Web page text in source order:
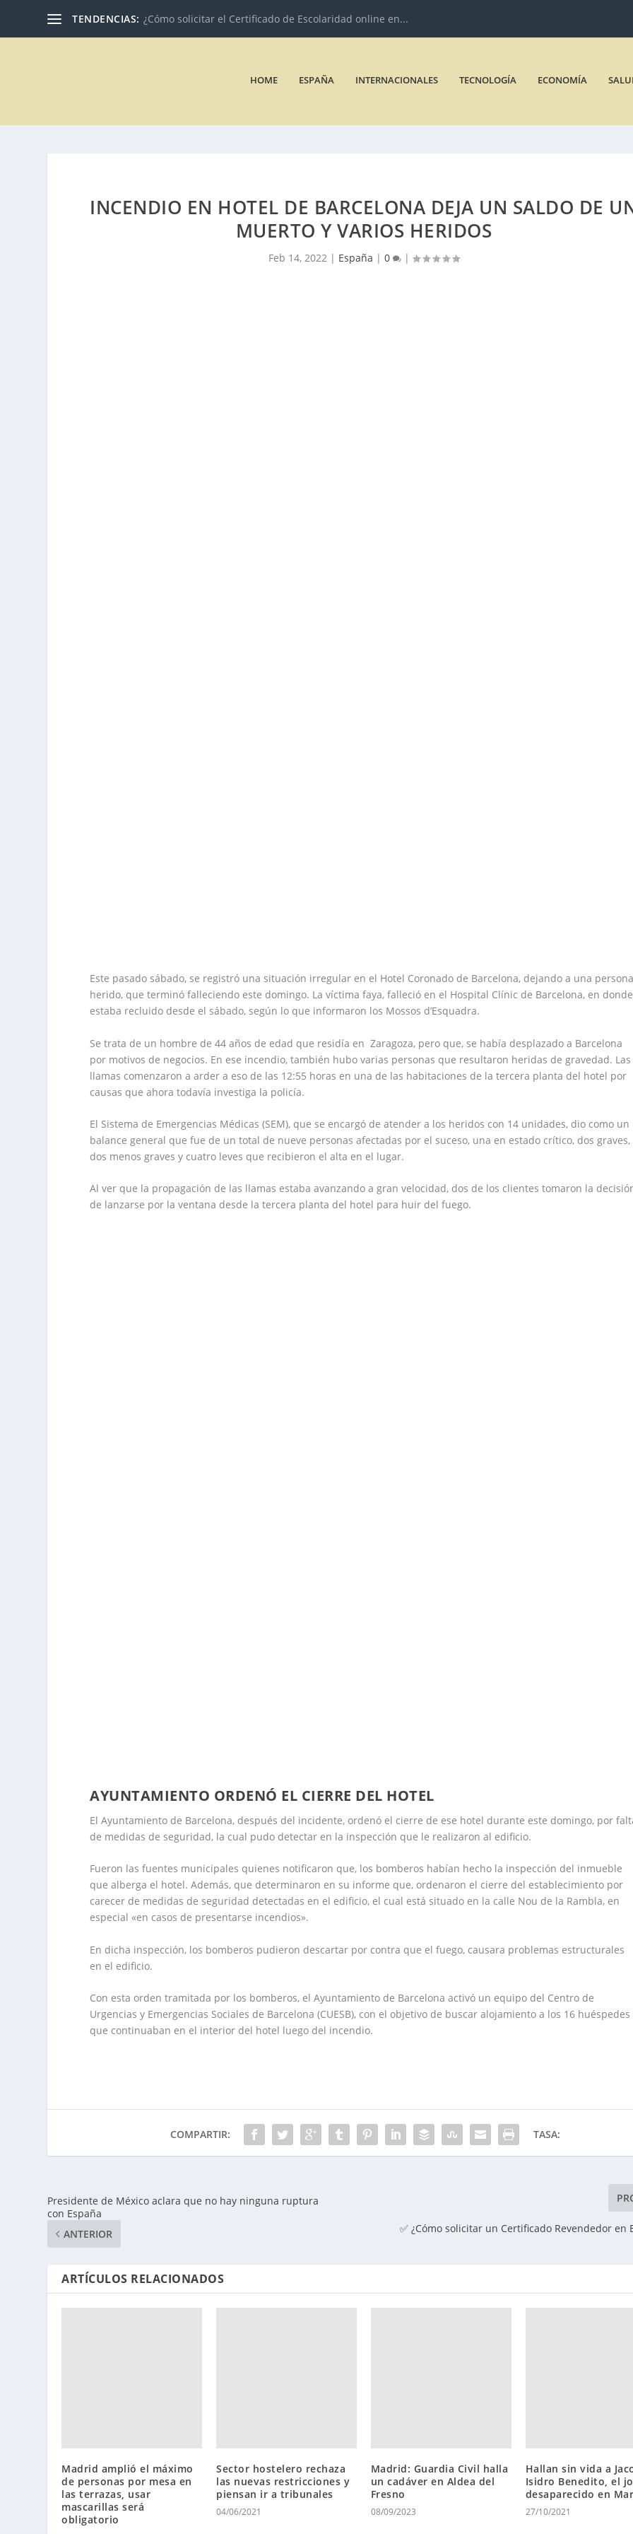
TENDENCIAS: ¿Cómo solicitar el Certificado de Escolaridad online en...
HOME ESPAÑA INTERNACIONALES TECNOLOGÍA ECONOMÍA
INCENDIO EN HOTEL DE BARCELONA DEJA UN SALDO DE
MUERTO Y VARIOS HERIDOS
Feb 14, 2022| España | 0 |
Este pasado sábado, se registró una situación irregular en el Hotel Coronado de Barcelona, dejando a una
herido, que terminó falleciendo este domingo. La víctima faya, falleció en el Hospital Clínic de Barcelona, en donde
estaba recluido desde el sábado, según lo que informaron los Mossos d’Esquadra.
Se trata de un hombre de 44 años de edad que residía en Zaragoza, pero que, se había desplazado a Barcelona
por motivos de negocios. En ese incendio, también hubo varias personas que resultaron heridas de gravedad. Las
llamas comenzaron a arder a eso de las 12:55 horas en una de las habitaciones de la tercera planta del hotel por
causas que ahora todavía investiga la policía.
El Sistema de Emergencias Médicas (SEM), que se encargó de atender a los heridos con 14 unidades, dio como un
balance general que fue de un total de nueve personas afectadas por el suceso, una en estado crítico, dos graves,
dos menos graves y cuatro leves que recibieron el alta en el lugar.
Al ver que la propagación de las llamas estaba avanzando a gran velocidad, dos de los clientes tomaron la
de lanzarse por la ventana desde la tercera planta del hotel para huir del fuego.
AYUNTAMIENTO ORDENÓ EL CIERRE DEL HOTEL
El Ayuntamiento de Barcelona, después del incidente, ordenó el cierre de ese hotel durante este domingo, por
de medidas de seguridad, la cual pudo detectar en la inspección que le realizaron al edificio.
Fueron las fuentes municipales quienes notificaron que, los bomberos habían hecho la inspección del inmueble
que alberga el hotel. Además, que determinaron en su informe que, ordenaron el cierre del establecimiento por
carecer de medidas de seguridad detectadas en el edificio, el cual está situado en la calle Nou de la Rambla, en
especial «en casos de presentarse incendios».
En dicha inspección, los bomberos pudieron descartar por contra que el fuego, causara problemas estructurales
en el edificio.
Con esta orden tramitada por los bomberos, el Ayuntamiento de Barcelona activó un equipo del Centro de
Urgencias y Emergencias Sociales de Barcelona (CUESB), con el objetivo de buscar alojamiento a los 16 huéspedes
que continuaban en el interior del hotel luego del incendio.
COMPARTIR: TASA:
Presidente de México aclara que no hay ninguna ruptura
con España
ANTERIOR
✅ ¿Cómo solicitar un Certificado Revendedor en
ARTÍCULOS RELACIONADOS
Madrid amplió el máximo
de personas por mesa en
las terrazas, usar
mascarillas será
obligatorio
Sector hostelero rechaza
las nuevas restricciones y
piensan ir a tribunales
04/06/2021
Madrid: Guardia Civil halla
un cadáver en Aldea del
Fresno
08/09/2023
Hallan sin vida a
Isidro Benedito, el
desaparecido en
27/10/2021